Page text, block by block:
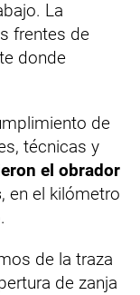
La
frentes de
donde
de
técnicas y
el obrador
, en el kilómetro
de la traza
de zanja